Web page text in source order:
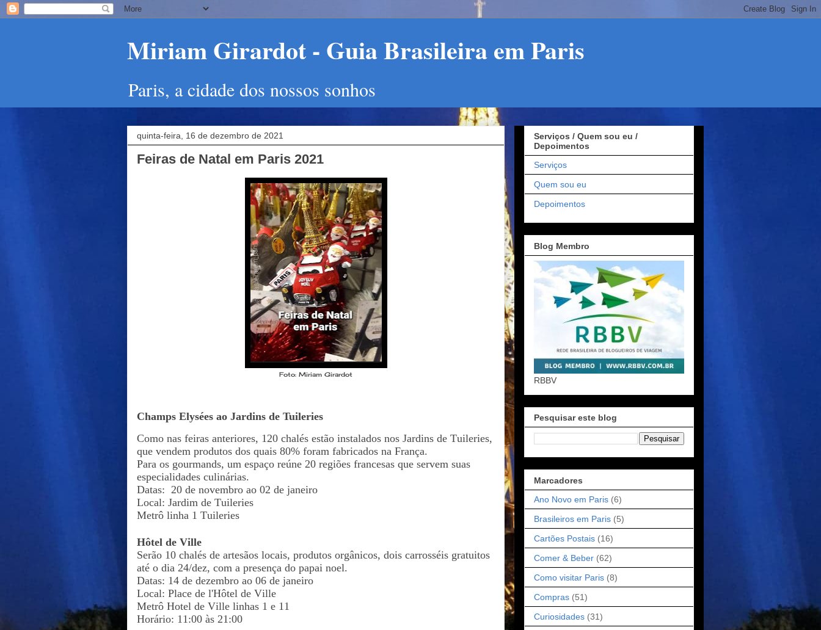
Miriam Girardot - Guia Brasileira em Paris
Paris, a cidade dos nossos sonhos
quinta-feira, 16 de dezembro de 2021
Feiras de Natal em Paris 2021
Foto: Miriam Girardot
Champs Elysées ao Jardins de Tuileries
Como nas feiras anteriores, 120 chalés estão instalados nos Jardins de Tuileries,
que vendem produtos dos quais 80% foram fabricados na França.
Para os gourmands, um espaço reúne 20 regiões francesas que servem suas
especialidades culinárias.
Datas: 20 de novembro ao 02 de janeiro
Local: Jardim de Tuileries
Metrô linha 1 Tuileries
Hôtel de Ville
Serão 10 chalés de artesãos locais, produtos orgânicos, dois carrosséis gratuitos
até o dia 24/dez, com a presença do papai noel.
Datas: 14 de dezembro ao 06 de janeiro
Local: Place de l'Hôtel de Ville
Metrô Hotel de Ville linhas 1 e 11
Horário: 11:00 às 21:00
Serviços / Quem sou eu /
Depoimentos
Serviços
Quem sou eu
Depoimentos
Blog Membro
RBBV
Pesquisar este blog
Marcadores
Ano Novo em Paris (6)
Brasileiros em Paris (5)
Cartões Postais (16)
Comer & Beber (62)
Como visitar Paris (8)
Compras (51)
Curiosidades (31)